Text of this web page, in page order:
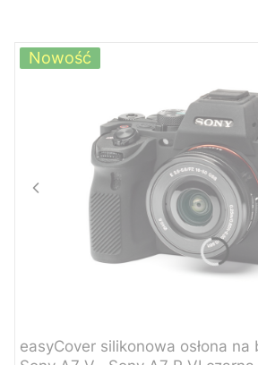
Nowość
easyCover silikonowa osłona